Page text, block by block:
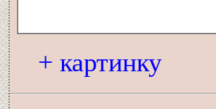
+ картинку